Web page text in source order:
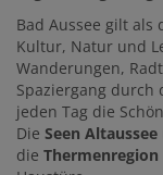
Bad Aussee gilt als
Kultur, Natur und
Wanderungen,
Spaziergang durch
jeden Tag die
Die Seen
die